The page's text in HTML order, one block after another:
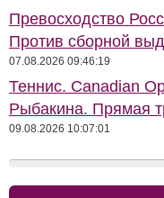
Превосходство
Против сборной
07.08.2026 09:46:19
Теннис. Сanadian
Рыбакина. Прямая
09.08.2026 10:07:01